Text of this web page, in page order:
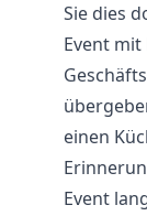
Sie dies
Event
einen
Event